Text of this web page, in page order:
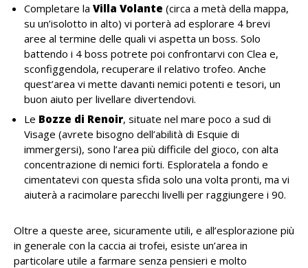
Completare la Villa Volante (circa a metà della mappa,
su un’isolotto in alto) vi porterà ad esplorare 4 brevi
aree al termine delle quali vi aspetta un boss. Solo
battendo i 4 boss potrete poi confrontarvi con Clea e,
sconfiggendola, recuperare il relativo trofeo. Anche
quest’area vi mette davanti nemici potenti e tesori, un
buon aiuto per livellare divertendovi.
Le Bozze di Renoir, situate nel mare poco a sud di
Visage (avrete bisogno dell’abilità di Esquie di
immergersi), sono l’area più difficile del gioco, con alta
concentrazione di nemici forti. Esploratela a fondo e
cimentatevi con questa sfida solo una volta pronti, ma vi
aiuterà a racimolare parecchi livelli per raggiungere i 90.
Oltre a queste aree, sicuramente utili, e all’esplorazione più
in generale con la caccia ai trofei, esiste un’area in
particolare utile a farmare senza pensieri e molto